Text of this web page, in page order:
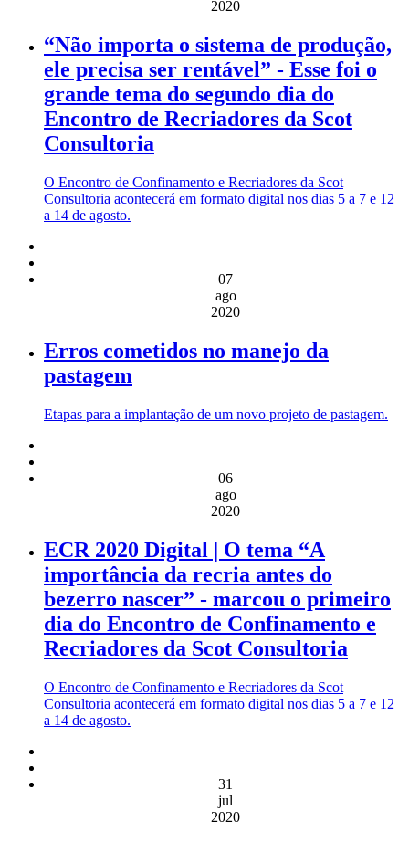
2020
“Não importa o sistema de produção,
ele precisa ser rentável” - Esse foi o
grande tema do segundo dia do
Encontro de Recriadores da Scot
Consultoria
O Encontro de Confinamento e Recriadores da Scot
Consultoria acontecerá em formato digital nos dias 5 a 7 e 12
a 14 de agosto.
07
ago
2020
Erros cometidos no manejo da
pastagem
Etapas para a implantação de um novo projeto de pastagem.
06
ago
2020
ECR 2020 Digital | O tema “A
importância da recria antes do
bezerro nascer” - marcou o primeiro
dia do Encontro de Confinamento e
Recriadores da Scot Consultoria
O Encontro de Confinamento e Recriadores da Scot
Consultoria acontecerá em formato digital nos dias 5 a 7 e 12
a 14 de agosto.
31
jul
2020